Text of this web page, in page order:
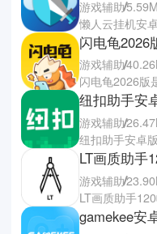
游戏辅助
闪电龟2026
游戏辅助
纽扣助手安
游戏辅助
LT画质助手
游戏辅助
gamekee安